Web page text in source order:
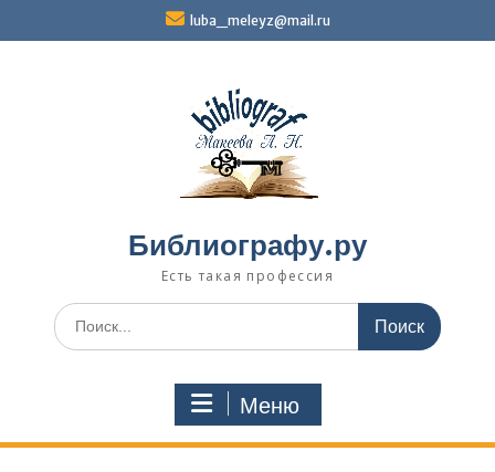
luba_meleyz@mail.ru
Библиографу.ру
Есть такая профессия
Поиск
по:
Меню